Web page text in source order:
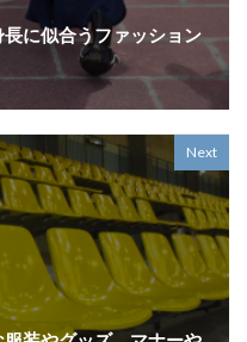
に似合うファッション
Next